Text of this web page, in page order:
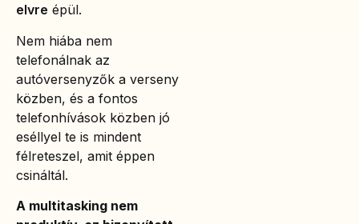
elvre épül.
Nem hiába nem
telefonálnak az
autóversenyzők a verseny
közben, és a fontos
telefonhívások közben jó
eséllyel te is mindent
félreteszel, amit éppen
csináltál.
A multitasking nem